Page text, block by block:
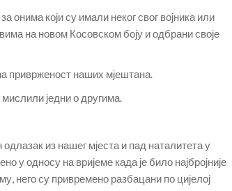
онима који су имали неког свог војника или
на новом Косовском боју и одбрани своје
приврженост наших мјештана.
једни о другима.
одлазак из нашег мјеста и пад наталитета у
у односу на вријеме када је било најбројније
него су привремено разбацани по цијелој